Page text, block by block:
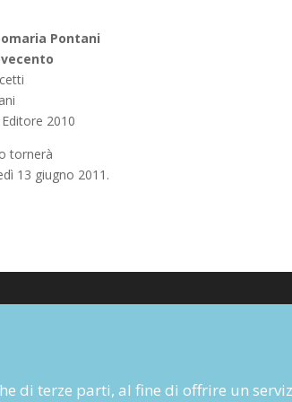
Pontani
2010
tornerà
13 giugno 2011.
di terze parti, al fine di offrire un